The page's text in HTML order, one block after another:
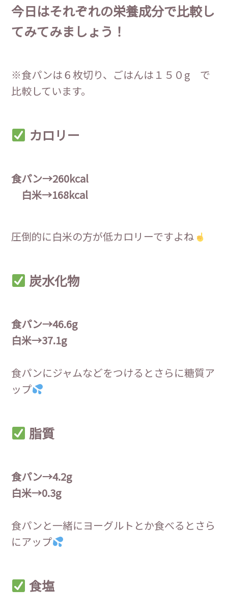
今日はそれぞれの栄養成分で比較し
てみてみましょう！
※食パンは６枚切り、ごはんは１５０g で
比較しています。
カロリー
食パン→260kcal
白米→168kcal
圧倒的に白米の方が低カロリーですよね
炭水化物
食パン→46.6g
白米→37.1g
食パンにジャムなどをつけるとさらに糖質ア
ップ
脂質
食パン→4.2g
白米→0.3g
食パンと一緒にヨーグルトとか食べるとさら
にアップ
食塩